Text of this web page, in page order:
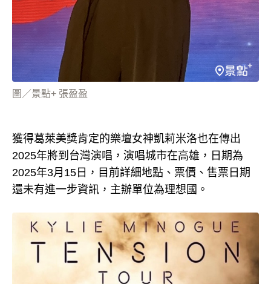
圖／景點+ 張盈盈
獲得葛萊美獎肯定的樂壇女神凱莉米洛也在傳出
2025年將到台灣演唱，演唱城市在高雄，日期為
2025年3月15日，目前詳細地點、票價、售票日期
還未有進一步資訊，主辦單位為理想國。